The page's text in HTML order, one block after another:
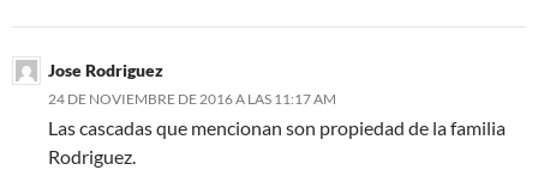
Jose Rodriguez
24 DE NOVIEMBRE DE 2016 A LAS 11:17 AM
Las cascadas que mencionan son propiedad de la familia
Rodriguez.